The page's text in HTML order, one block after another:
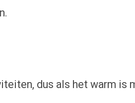
dus als het warm is